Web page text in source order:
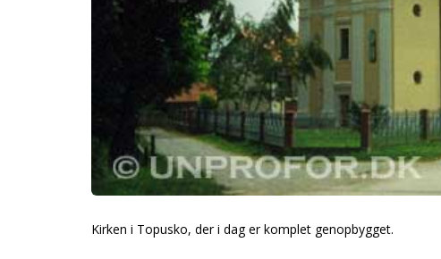
Kirken i Topusko, der i dag er komplet genopbygget.